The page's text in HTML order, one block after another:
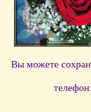
Вы можете
телефон: